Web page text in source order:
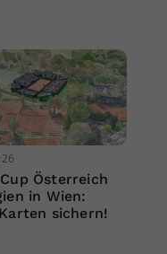
Österreich
in Wien:
sichern!